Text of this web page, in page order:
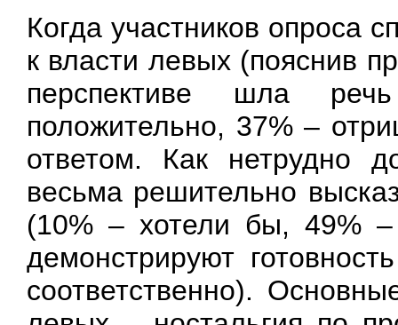
Когда участников опроса
к власти левых (пояснив
перспективе шла
положительно, 37% –
ответом. Как нетрудно
весьма решительно
(10% – хотели бы, 49%
демонстрируют
соответственно).